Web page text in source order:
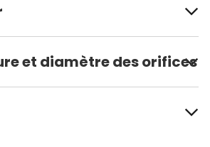
et diamètre des orifices